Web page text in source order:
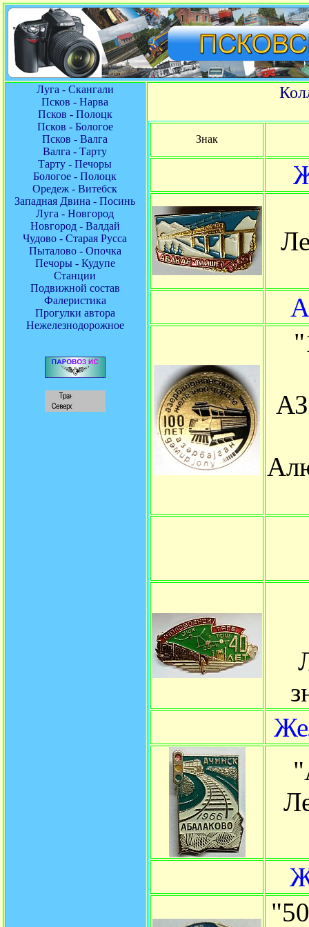
Луга - Скангали
Псков - Нарва
Псков - Полоцк
Псков - Бологое
Псков - Валга
Валга - Тарту
Тарту - Печоры
Бологое - Полоцк
Оредеж - Витебск
Западная Двина - Посинь
Луга - Новгород
Новгород - Валдай
Чудово - Старая Русса
Пыталово - Опочка
Печоры - Кудупе
Станции
Подвижной состав
Фалеристика
Прогулки автора
Нежелезнодорожное
Знак